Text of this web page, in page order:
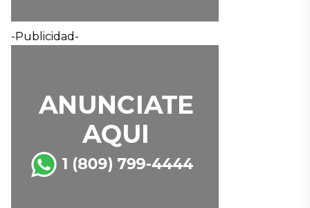
-Publicidad-